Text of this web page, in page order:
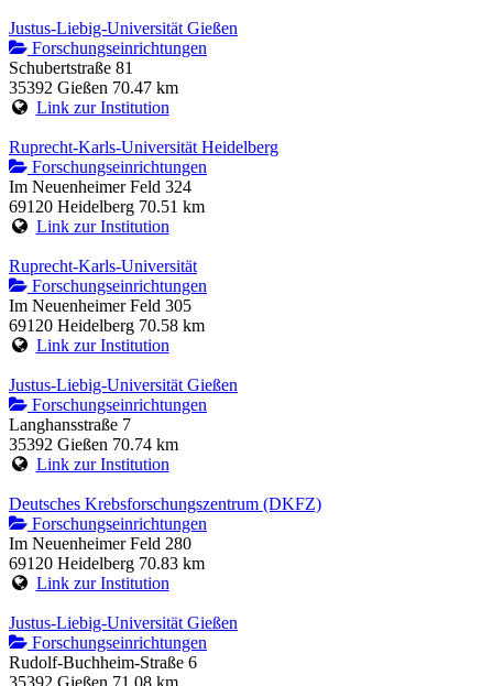
Justus-Liebig-Universität Gießen
Forschungseinrichtungen
Schubertstraße 81
35392 Gießen 70.47 km
Link zur Institution
Ruprecht-Karls-Universität Heidelberg
Forschungseinrichtungen
Im Neuenheimer Feld 324
69120 Heidelberg 70.51 km
Link zur Institution
Ruprecht-Karls-Universität
Forschungseinrichtungen
Im Neuenheimer Feld 305
69120 Heidelberg 70.58 km
Link zur Institution
Justus-Liebig-Universität Gießen
Forschungseinrichtungen
Langhansstraße 7
35392 Gießen 70.74 km
Link zur Institution
Deutsches Krebsforschungszentrum (DKFZ)
Forschungseinrichtungen
Im Neuenheimer Feld 280
69120 Heidelberg 70.83 km
Link zur Institution
Justus-Liebig-Universität Gießen
Forschungseinrichtungen
Rudolf-Buchheim-Straße 6